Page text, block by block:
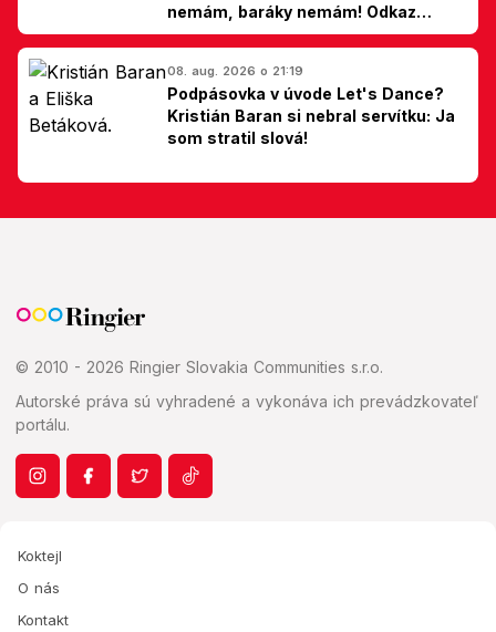
nemám, baráky nemám! Odkaz
Slovákom
08. aug. 2026 o 21:19
Podpásovka v úvode Let's Dance?
Kristián Baran si nebral servítku: Ja
som stratil slová!
© 2010 - 2026 Ringier Slovakia Communities s.r.o.
Autorské práva sú vyhradené a vykonáva ich prevádzkovateľ
portálu.
Koktejl
O nás
Kontakt